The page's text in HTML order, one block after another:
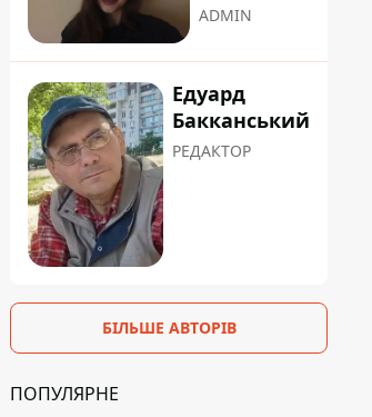
ADMIN
Едуард
Бакканський
РЕДАКТОР
БІЛЬШЕ АВТОРІВ
ПОПУЛЯРНЕ